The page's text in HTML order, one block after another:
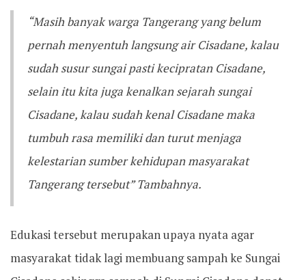
“Masih banyak warga Tangerang yang belum
pernah menyentuh langsung air Cisadane, kalau
sudah susur sungai pasti kecipratan Cisadane,
selain itu kita juga kenalkan sejarah sungai
Cisadane, kalau sudah kenal Cisadane maka
tumbuh rasa memiliki dan turut menjaga
kelestarian sumber kehidupan masyarakat
Tangerang tersebut” Tambahnya.
Edukasi tersebut merupakan upaya nyata agar
masyarakat tidak lagi membuang sampah ke Sungai